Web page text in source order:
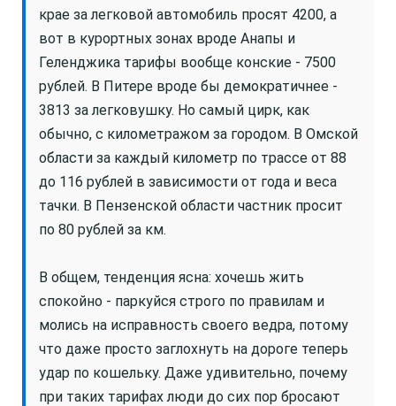
крае за легковой автомобиль просят 4200, а
вот в курортных зонах вроде Анапы и
Геленджика тарифы вообще конские - 7500
рублей. В Питере вроде бы демократичнее -
3813 за легковушку. Но самый цирк, как
обычно, с километражом за городом. В Омской
области за каждый километр по трассе от 88
до 116 рублей в зависимости от года и веса
тачки. В Пензенской области частник просит
по 80 рублей за км.
В общем, тенденция ясна: хочешь жить
спокойно - паркуйся строго по правилам и
молись на исправность своего ведра, потому
что даже просто заглохнуть на дороге теперь
удар по кошельку. Даже удивительно, почему
при таких тарифах люди до сих пор бросают